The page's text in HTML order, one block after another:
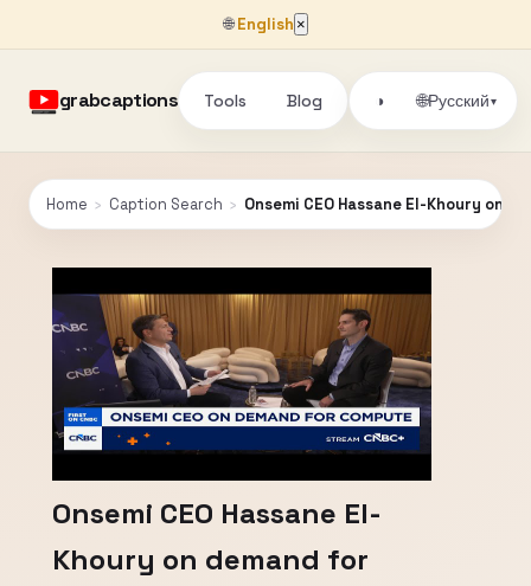
🌐English ×
grabcaptions Tools Blog ◑ 🌐Русский▾
Home › Caption Search › Onsemi CEO Hassane El-Khoury on
Onsemi CEO Hassane El-
Khoury on demand for